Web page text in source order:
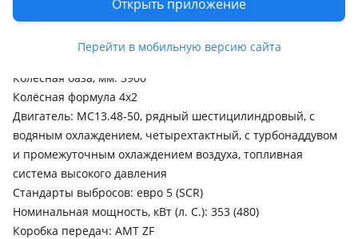
Открыть приложение
Перейти в мобильную версию сайта
Полная масса автопоезда, кг: 41800
Нагрузка на переднюю ось, кг: 7000
Нагрузка на заднюю ось, кг: 13000
Колёсная база, мм: 3900
Колёсная формула 4х2
Двигатель: MC13.48-50, рядный шестицилиндровый, с
водяным охлаждением, четырехтактный, с турбонаддувом
и промежуточным охлаждением воздуха, топливная
система высокого давления
Стандарты выбросов: евро 5 (SCR)
Номинальная мощность, кВт (л. С.): 353 (480)
Коробка передач: AMT ZF